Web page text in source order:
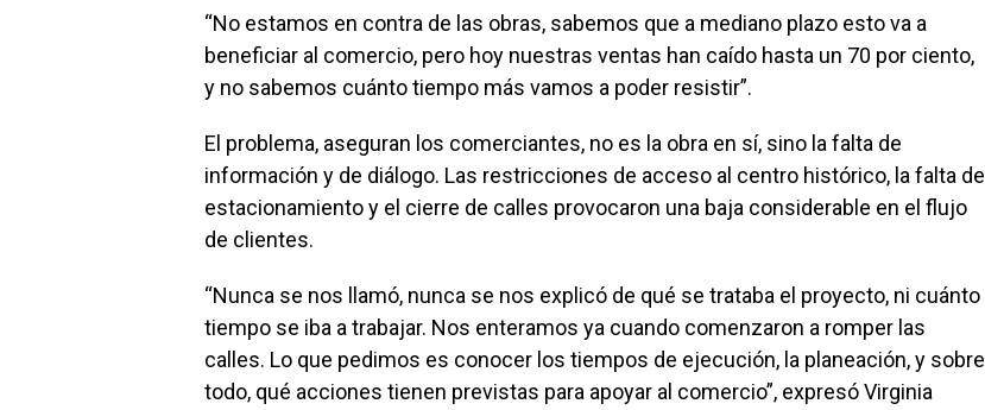
“No estamos en contra de las obras, sabemos que a mediano plazo esto va a
beneficiar al comercio, pero hoy nuestras ventas han caído hasta un 70 por ciento,
y no sabemos cuánto tiempo más vamos a poder resistir”.
El problema, aseguran los comerciantes, no es la obra en sí, sino la falta de
información y de diálogo. Las restricciones de acceso al centro histórico, la falta de
estacionamiento y el cierre de calles provocaron una baja considerable en el flujo
de clientes.
“Nunca se nos llamó, nunca se nos explicó de qué se trataba el proyecto, ni cuánto
tiempo se iba a trabajar. Nos enteramos ya cuando comenzaron a romper las
calles. Lo que pedimos es conocer los tiempos de ejecución, la planeación, y sobre
todo, qué acciones tienen previstas para apoyar al comercio”, expresó Virginia